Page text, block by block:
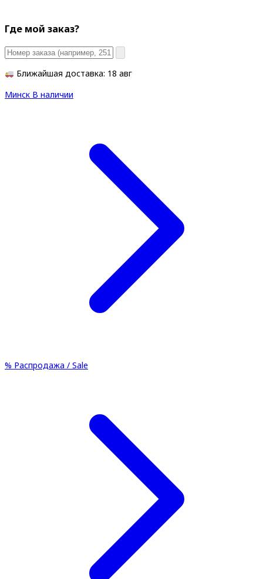
Где мой заказ?
Ближайшая доставка: 18 авг
Минск В наличии
% Распродажа / Sale